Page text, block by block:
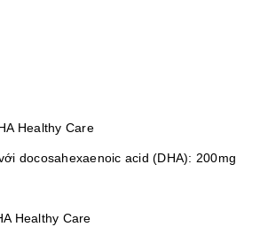
Healthy Care
docosahexaenoic acid (DHA): 200mg
Healthy Care